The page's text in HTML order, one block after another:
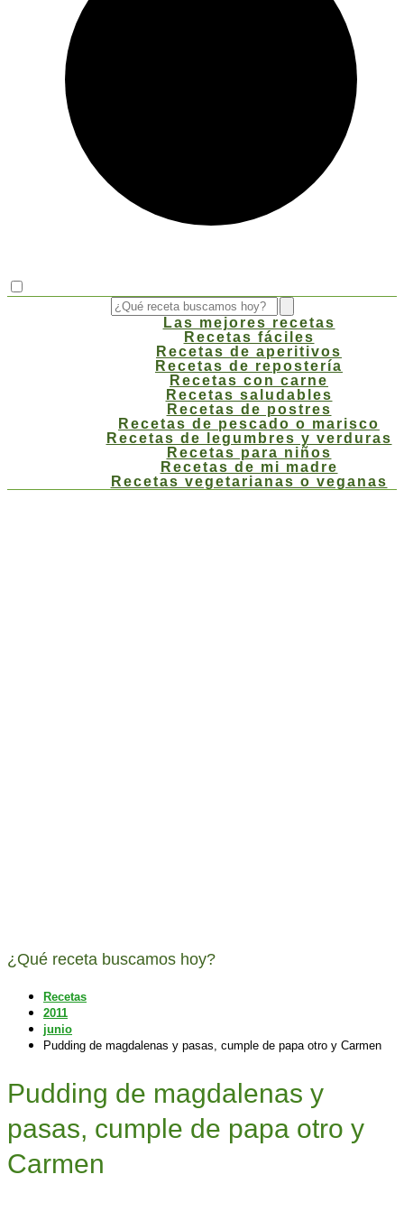
Las mejores recetas
Recetas fáciles
Recetas de aperitivos
Recetas de repostería
Recetas con carne
Recetas saludables
Recetas de postres
Recetas de pescado o marisco
Recetas de legumbres y verduras
Recetas para niños
Recetas de mi madre
Recetas vegetarianas o veganas
¿Qué receta buscamos hoy?
Recetas
2011
junio
Pudding de magdalenas y pasas, cumple de papa otro y Carmen
Pudding de magdalenas y
pasas, cumple de papa otro y
Carmen